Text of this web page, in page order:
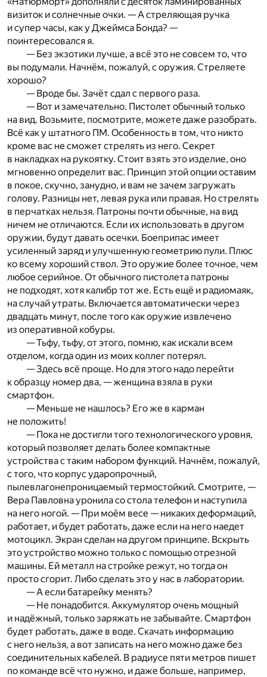
визиток и солнечные очки. — А стреляющая ручка
и супер часы, как у Джеймса Бонда? —
поинтересовался я.
— Без экзотики лучше, а всё это не совсем то, что
вы подумали. Начнём, пожалуй, с оружия. Стреляете
хорошо?
— Вроде бы. Зачёт сдал с первого раза.
— Вот и замечательно. Пистолет обычный только
на вид. Возьмите, посмотрите, можете даже разобрать.
Всё как у штатного ПМ. Особенность в том, что никто
кроме вас не сможет стрелять из него. Секрет
в накладках на рукоятку. Стоит взять это изделие, оно
мгновенно определит вас. Принцип этой опции оставим
в покое, скучно, занудно, и вам не зачем загружать
голову. Разницы нет, левая рука или правая. Но стрелять
в перчатках нельзя. Патроны почти обычные, на вид
ничем не отличаются. Если их использовать в другом
оружии, будут давать осечки. Боеприпас имеет
усиленный заряд и улучшенную геометрию пули. Плюс
ко всему хороший ствол. Это оружие более точное, чем
любое серийное. От обычного пистолета патроны
не подходят, хотя калибр тот же. Есть ещё и радиомаяк,
на случай утраты. Включается автоматически через
двадцать минут, после того как оружие извлечено
из оперативной кобуры.
— Тьфу, тьфу, от этого, помню, как искали всем
отделом, когда один из моих коллег потерял.
— Здесь всё проще. Но для этого надо перейти
к образцу номер два, — женщина взяла в руки
смартфон.
— Меньше не нашлось? Его же в карман
не положить!
— Пока не достигли того технологического уровня,
который позволяет делать более компактные
устройства с таким набором функций. Начнём, пожалуй,
с того, что корпус ударопрочный,
пылевлагонепроницаемый термостойкий. Смотрите, —
Вера Павловна уронила со стола телефон и наступила
на него ногой. — При моём весе — никаких деформаций,
работает, и будет работать, даже если на него наедет
мотоцикл. Экран сделан на другом принципе. Вскрыть
это устройство можно только с помощью отрезной
машины. Ей металл на стройке режут, но тогда он
просто сгорит. Либо сделать это у нас в лаборатории.
— А если батарейку менять?
— Не понадобится. Аккумулятор очень мощный
и надёжный, только заряжать не забывайте. Смартфон
будет работать, даже в воде. Скачать информацию
с него нельзя, а вот записать на него можно даже без
соединительных кабелей. В радиусе пяти метров пишет
по команде всё что нужно, и даже больше, например,